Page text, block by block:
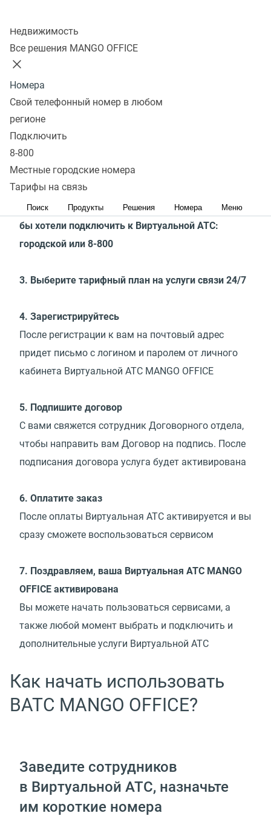
Недвижимость
Все решения MANGO OFFICE
Номера
Свой телефонный номер в любом
регионе
Подключить
8-800
Местные городские номера
Тарифы на связь
Поиск Продукты Решения Номера Меню
настройки не требуется. Мы обязательно звоним
и помогаем с подключением функций и настройками
нашим клиентам.
Как купить?
В интернет-магазине
1. Выберите тариф Виртуальной АТС
MANGO OFFICE
2. Выберите телефонный номер, который вы
бы хотели подключить к Виртуальной АТС:
городской или 8-800
3. Выберите тарифный план на услуги связи 24/7
4. Зарегистрируйтесь
После регистрации к вам на почтовый адрес
придет письмо с логином и паролем от личного
кабинета Виртуальной АТС MANGO OFFICE
5. Подпишите договор
С вами свяжется сотрудник Договорного отдела,
чтобы направить вам Договор на подпись. После
подписания договора услуга будет активирована
6. Оплатите заказ
После оплаты Виртуальная АТС активируется и вы
сразу сможете воспользоваться сервисом
7. Поздравляем, ваша Виртуальная АТС MANGO
OFFICE активирована
Вы можете начать пользоваться сервисами, а
также любой момент выбрать и подключить и
дополнительные услуги Виртуальной АТС
Как начать использовать
ВАТС MANGO OFFICE?
Заведите сотрудников
в Виртуальной АТС, назначьте
им короткие номера